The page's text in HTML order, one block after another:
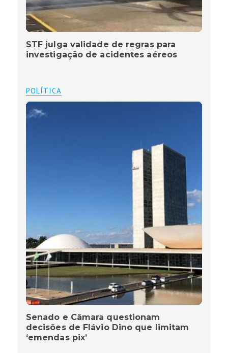
STF julga validade de regras para
investigação de acidentes aéreos
POLÍTICA
Senado e Câmara questionam
decisões de Flávio Dino que limitam
‘emendas pix’